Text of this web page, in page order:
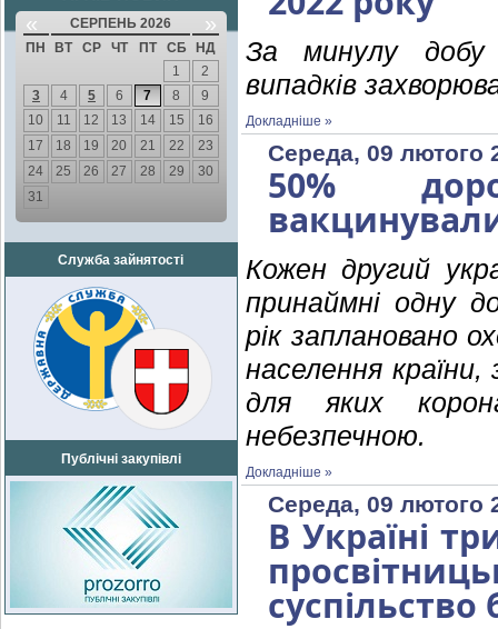
« СЕРПЕНЬ 2026 »
ПН ВТ СР ЧТ ПТ СБ
НД
1
2
3
4 5 6 7 8
9
10
11 12 13 14 15
16
17
18 19 20 21 22
23
24
25 26 27 28 29
30
31
Служба зайнятості
Публічні закупівлі
За минулу добу
випадків
Докладніше »
Середа, 09 лютого
50%
Кожен другий
принаймні одну
рік заплановано
населення
для яких
небезпечною.
Докладніше »
Середа, 09 лютого
В Україні
суспільство